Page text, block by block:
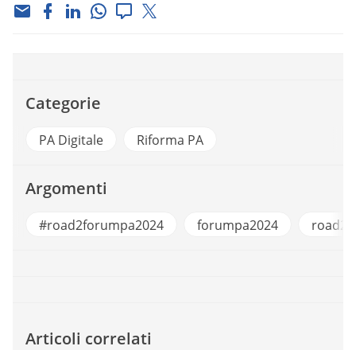
Categorie
PA Digitale Riforma PA
Argomenti
#road2forumpa2024 forumpa2024
Articoli correlati